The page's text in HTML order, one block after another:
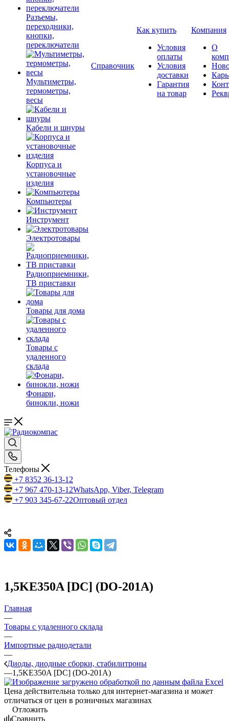
Разъемы,
переходники,
кнопки,
переключатели
Мультиметры,
термометры,
весы
Кабели и шнуры
Корпуса и
установочные
изделия
Компьютеры
Инструмент
Электротовары
Радиоприемники,
ТВ приставки
Товары для дома
Товары с
удаленного
склада
Фонари,
бинокли, ножи
Справочник
Как купить
Условия
оплаты
Условия
доставки
Гарантия
на товар
Компания
О
Телефоны
+7 8352 36-13-12
+7 967 470-13-12WhatsApp, Viber, Telegram
+7 903 345-67-22Оптовый отдел
1,5KE350A [DC] (DO-201A)
Главная
—
Товары с удаленного склада
—
Импортные радиодетали
—
Диоды, диодные сборки, стабилитроны
—1,5KE350A [DC] (DO-201A)
Цена действительна только для интернет-магазина и может
отличаться от цен в розничных магазинах
Отложить
Сравнить